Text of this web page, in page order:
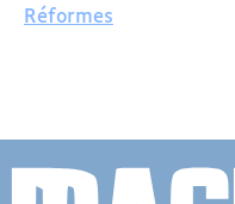
Réformes